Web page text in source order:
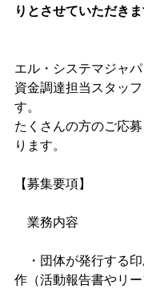
りとさせていただきま
エル・システマジャ
資金調達担当スタッ
す。
たくさんの方のご応
ります。
【募集要項】
業務内容
・団体が発行する印
作（活動報告書やリー